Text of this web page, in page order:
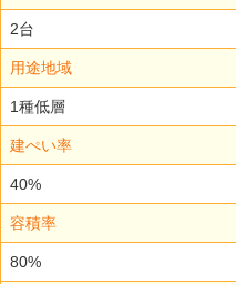
2台
用途地域
1種低層
建ぺい率
40%
容積率
80%